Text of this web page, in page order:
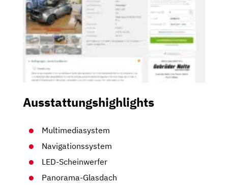
Ausstattungshighlights
Multimediasystem
Navigationssystem
LED-Scheinwerfer
Panorama-Glasdach